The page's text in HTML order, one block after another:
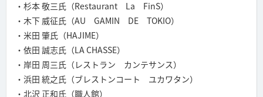
・杉本 敬三氏（Restaurant La FinS）
・木下 威征氏（AU GAMIN DE TOKIO）
・米田 肇氏（HAJIME）
・依田 誠志氏（LA CHASSE）
・岸田 周三氏（レストラン カンテサンス）
・浜田 統之氏（ブレストンコート ユカワタン）
・北沢 正和氏（職人館）